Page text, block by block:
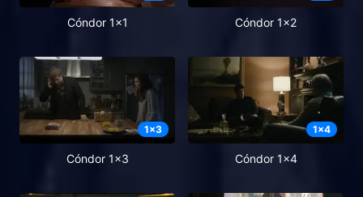
Cóndor 1x1 Cóndor 1x2
1x3
Cóndor 1x3
1x4
Cóndor 1x4